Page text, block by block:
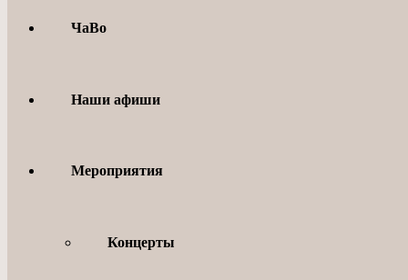
ЧаВо
Наши афиши
Мероприятия
Концерты